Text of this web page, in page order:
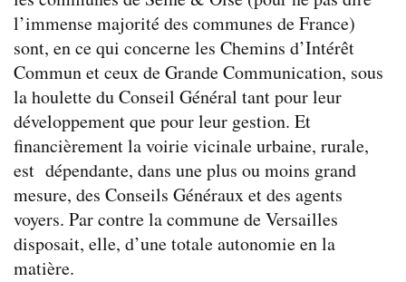
l’immense majorité des communes de France)
sont, en ce qui concerne les Chemins d’Intérêt
Commun et ceux de Grande Communication, sous
la houlette du Conseil Général tant pour leur
développement que pour leur gestion. Et
financièrement la voirie vicinale urbaine, rurale,
est dépendante, dans une plus ou moins grand
mesure, des Conseils Généraux et des agents
voyers. Par contre la commune de Versailles
disposait, elle, d’une totale autonomie en la
matière.